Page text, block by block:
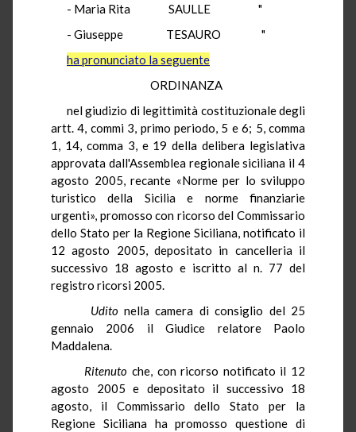
- Maria Rita SAULLE "
- Giuseppe TESAURO "
ha pronunciato la seguente
ORDINANZA
nel giudizio di legittimità costituzionale degli
artt. 4, commi 3, primo periodo, 5 e 6; 5, comma
1, 14, comma 3, e 19 della delibera legislativa
approvata dall'Assemblea regionale siciliana il 4
agosto 2005, recante «Norme per lo sviluppo
turistico della Sicilia e norme finanziarie
urgenti», promosso con ricorso del Commissario
dello Stato per la Regione Siciliana, notificato il
12 agosto 2005, depositato in cancelleria il
successivo 18 agosto e iscritto al n. 77 del
registro ricorsi 2005.
Udito nella camera di consiglio del 25
gennaio 2006 il Giudice relatore Paolo
Maddalena.
Ritenuto che, con ricorso notificato il 12
agosto 2005 e depositato il successivo 18
agosto, il Commissario dello Stato per la
Regione Siciliana ha promosso questione di